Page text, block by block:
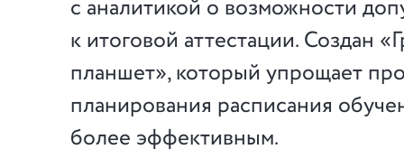
с аналитикой о возможности
к итоговой аттестации. Создан
планшет», который упрощает
планирования расписания
более эффективным.